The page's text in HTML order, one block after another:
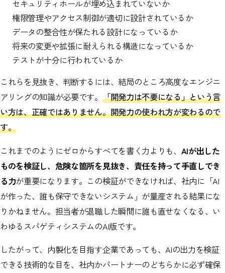
セキュリティホールが埋め込まれていないか
権限管理やアクセス制御が適切に設計されているか
データの整合性が保たれる設計になっているか
将来の変更や拡張に耐えられる構造になっているか
テストが十分に行われているか
これらを見抜き、判断するには、結局のところ高度なエンジニ
アリングの知識が必要です。 「開発力は不要になる」という言
い方は、正確ではありません。開発力の使われ方が変わるので
す。
これまでのようにゼロからすべてを書く力よりも、 AIが出した
ものを検証し、危険な箇所を見抜き、責任を持って手直しでき
る力が重要になります。この検証ができなければ、社内に「AI
が作った、誰も保守できないシステム」が量産される結果にな
りかねません。担当者が退職した瞬間に誰も直せなくなる、い
わゆるスパゲティシステムのAI版です。
したがって、内製化を目指す企業であっても、AIの出力を検証
できる技術的な目を、社内かパートナーのどちらかに必ず確保